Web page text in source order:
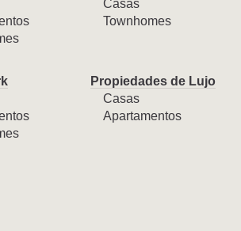
Casas
Townhomes
Propiedades de Lujo
Casas
Apartamentos